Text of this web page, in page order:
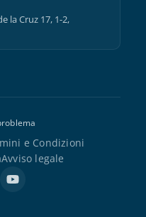
la Cruz 17, 1-2,
e Condizioni
Avviso legale